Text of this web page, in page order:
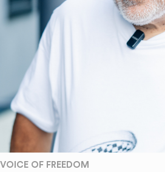
VOICE OF FREEDOM